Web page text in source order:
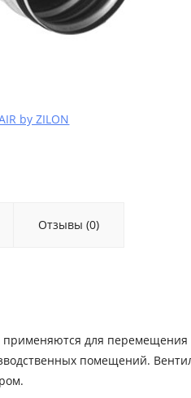
by ZILON
Отзывы (0)
для
помещений.